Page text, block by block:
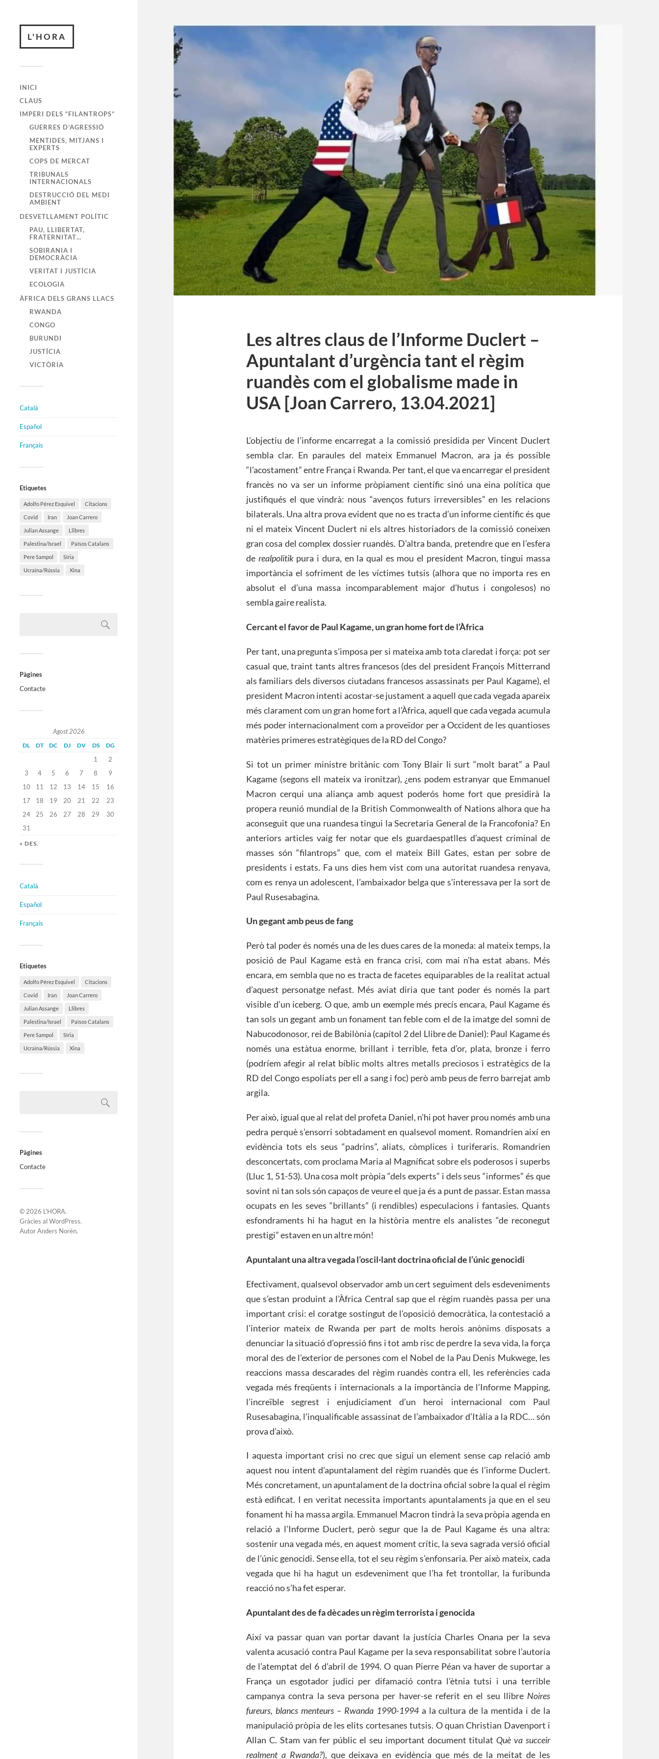
L'HORA
INICI
CLAUS
IMPERI DELS “FILANTROPS”
GUERRES D’AGRESSIÓ
MENTIDES, MITJANS I
EXPERTS
COPS DE MERCAT
TRIBUNALS
INTERNACIONALS
DESTRUCCIÓ DEL MEDI
AMBIENT
DESVETLLAMENT POLÍTIC
PAU, LLIBERTAT,
FRATERNITAT…
SOBIRANIA I
DEMOCRÀCIA
VERITAT I JUSTÍCIA
ECOLOGIA
ÀFRICA DELS GRANS LLACS
RWANDA
CONGO
BURUNDI
JUSTÍCIA
VICTÒRIA
Català
Español
Français
Etiquetes
Adolfo Pérez Esquivel Citacions
Covid Iran Joan Carrero
Julian Assange Llibres
Palestina/Israel Països Catalans
Pere Sampol Síria
Ucraïna/Rússia Xina
Pàgines
Contacte
Agost 2026
DL DT DC DJ DV DS DG
1
2
3
4 5 6 7 8
9
10
11 12 13 14 15
16
17
18 19 20 21 22
23
24
25 26 27 28 29
30
31
« DES.
Català
Español
Français
Etiquetes
Adolfo Pérez Esquivel Citacions
Covid Iran Joan Carrero
Julian Assange Llibres
Palestina/Israel Països Catalans
Pere Sampol Síria
Ucraïna/Rússia Xina
Pàgines
Contacte
© 2026 L'HORA.
Gràcies alWordPress.
AutorAnders Norén.
Les altres claus de l’Informe Duclert –
Apuntalant d’urgència tant el règim
ruandès com el globalisme made in
USA [Joan Carrero, 13.04.2021]
L’objectiu de l’informe encarregat a la comissió presidida per Vincent Duclert
sembla clar. En paraules del mateix Emmanuel Macron, ara ja és possible
“l’acostament” entre França i Rwanda. Per tant, el que va encarregar el president
francès no va ser un informe pròpiament científic sinó una eina política que
justifiqués el que vindrà: nous “avenços futurs irreversibles” en les relacions
bilaterals. Una altra prova evident que no es tracta d’un informe científic és que
ni el mateix Vincent Duclert ni els altres historiadors de la comissió coneixen
gran cosa del complex dossier ruandès. D’altra banda, pretendre que en l’esfera
de realpolitikpura i dura, en la qual es mou el president Macron, tingui massa
importància el sofriment de les víctimes tutsis (alhora que no importa res en
absolut el d’una massa incomparablement major d’hutus i congolesos) no
sembla gaire realista.
Cercant el favor de Paul Kagame, un gran home fort de l’Àfrica
Per tant, una pregunta s’imposa per si mateixa amb tota claredat i força: pot ser
casual que, traint tants altres francesos (des del president François Mitterrand
als familiars dels diversos ciutadans francesos assassinats per Paul Kagame), el
president Macron intenti acostar-se justament a aquell que cada vegada apareix
més clarament com un gran home fort a l’Àfrica, aquell que cada vegada acumula
més poder internacionalment com a proveïdor per a Occident de les quantioses
matèries primeres estratègiques de la RD del Congo?
Si tot un primer ministre britànic com Tony Blair li surt “molt barat” a Paul
Kagame (segons ell mateix va ironitzar), ¿ens podem estranyar que Emmanuel
Macron cerqui una aliança amb aquest poderós home fort que presidirà la
propera reunió mundial de la British Commonwealth of Nations alhora que ha
aconseguit que una ruandesa tingui la Secretaria General de la Francofonia? En
anteriors articles vaig fer notar que els guardaespatlles d’aquest criminal de
masses són “filantrops” que, com el mateix Bill Gates, estan per sobre de
presidents i estats. Fa uns dies hem vist com una autoritat ruandesa renyava,
com es renya un adolescent, l’ambaixador belga que s’interessava per la sort de
Paul Rusesabagina.
Un gegant amb peus de fang
Però tal poder és només una de les dues cares de la moneda: al mateix temps, la
posició de Paul Kagame està en franca crisi, com mai n’ha estat abans. Més
encara, em sembla que no es tracta de facetes equiparables de la realitat actual
d’aquest personatge nefast. Més aviat diria que tant poder és només la part
visible d’un iceberg. O que, amb un exemple més precís encara, Paul Kagame és
tan sols un gegant amb un fonament tan feble com el de la imatge del somni de
Nabucodonosor, rei de Babilònia (capítol 2 del Llibre de Daniel): Paul Kagame és
només una estàtua enorme, brillant i terrible, feta d’or, plata, bronze i ferro
(podríem afegir al relat bíblic molts altres metalls preciosos i estratègics de la
RD del Congo espoliats per ell a sang i foc) però amb peus de ferro barrejat amb
argila.
Per això, igual que al relat del profeta Daniel, n’hi pot haver prou només amb una
pedra perquè s’ensorri sobtadament en qualsevol moment. Romandrien així en
evidència tots els seus “padrins”, aliats, còmplices i turiferaris. Romandrien
desconcertats, com proclama Maria al Magníficat sobre els poderosos i superbs
(Lluc 1, 51-53). Una cosa molt pròpia “dels experts” i dels seus “informes” és que
sovint ni tan sols són capaços de veure el que ja és a punt de passar. Estan massa
ocupats en les seves “brillants” (i rendibles) especulacions i fantasies. Quants
esfondraments hi ha hagut en la història mentre els analistes “de reconegut
prestigi” estaven en un altre món!
Apuntalant una altra vegada l’oscil·lant doctrina oficial de l’únic genocidi
Efectivament, qualsevol observador amb un cert seguiment dels esdeveniments
que s’estan produint a l’Àfrica Central sap que el règim ruandès passa per una
important crisi: el coratge sostingut de l’oposició democràtica, la contestació a
l’interior mateix de Rwanda per part de molts herois anònims disposats a
denunciar la situació d’opressió fins i tot amb risc de perdre la seva vida, la força
moral des de l’exterior de persones com el Nobel de la Pau Denis Mukwege, les
reaccions massa descarades del règim ruandès contra ell, les referències cada
vegada més freqüents i internacionals a la importància de l’Informe Mapping,
l’increïble segrest i enjudiciament d’un heroi internacional com Paul
Rusesabagina, l’inqualificable assassinat de l’ambaixador d’Itàlia a la RDC… són
prova d’això.
I aquesta important crisi no crec que sigui un element sense cap relació amb
aquest nou intent d’apuntalament del règim ruandès que és l’informe Duclert.
Més concretament, un apuntalament de la doctrina oficial sobre la qual el règim
està edificat. I en veritat necessita importants apuntalaments ja que en el seu
fonament hi ha massa argila. Emmanuel Macron tindrà la seva pròpia agenda en
relació a l’Informe Duclert, però segur que la de Paul Kagame és una altra:
sostenir una vegada més, en aquest moment crític, la seva sagrada versió oficial
de l’únic genocidi. Sense ella, tot el seu règim s’enfonsaria. Per això mateix, cada
vegada que hi ha hagut un esdeveniment que l’ha fet trontollar, la furibunda
reacció no s’ha fet esperar.
Apuntalant des de fa dècades un règim terrorista i genocida
Així va passar quan van portar davant la justícia Charles Onana per la seva
valenta acusació contra Paul Kagame per la seva responsabilitat sobre l’autoria
de l’atemptat del 6 d’abril de 1994. O quan Pierre Péan va haver de suportar a
França un esgotador judici per difamació contra l’ètnia tutsi i una terrible
campanya contra la seva persona per haver-se referit en el seu llibre Noires
fureurs, blancs menteurs – Rwanda 1990-1994a la cultura de la mentida i de la
manipulació pròpia de les elits cortesanes tutsis. O quan Christian Davenport i
Allan C. Stam van fer públic el seu important document titulat Què va succeir
realment a Rwanda?), que deixava en evidència que més de la meitat de les